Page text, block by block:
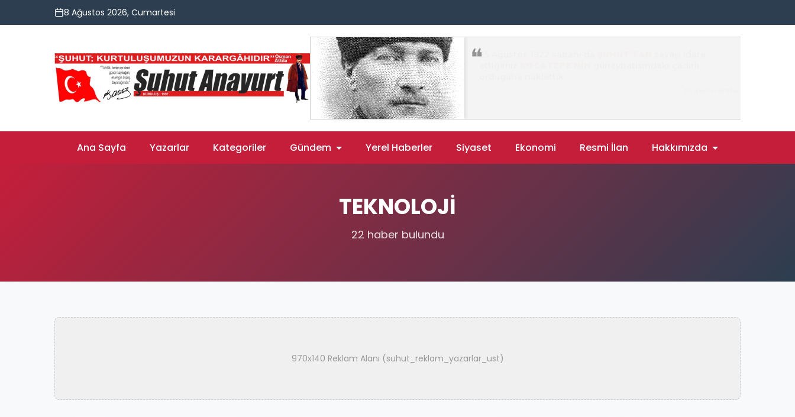
8 Ağustos 2026, Cumartesi
Ana Sayfa Yazarlar Kategoriler Gündem Yerel Haberler Siyaset Ekonomi Resmi İlan Hakkımızda
TEKNOLOJİ
22 haber bulundu
970x140 Reklam Alanı (suhut_reklam_yazarlar_ust)